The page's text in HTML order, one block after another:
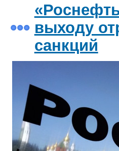
выходу
санкций